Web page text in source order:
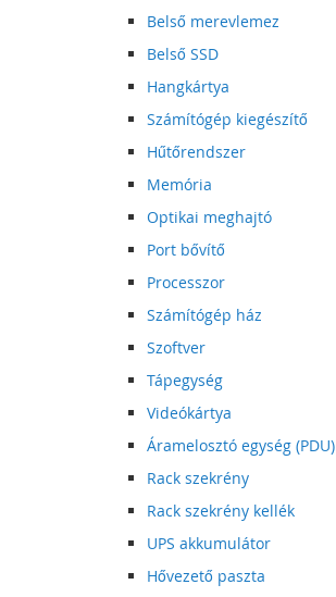
Belső merevlemez
Belső SSD
Hangkártya
Számítógép kiegészítő
Hűtőrendszer
Memória
Optikai meghajtó
Port bővítő
Processzor
Számítógép ház
Szoftver
Tápegység
Videókártya
Áramelosztó egység (PDU)
Rack szekrény
Rack szekrény kellék
UPS akkumulátor
Hővezető paszta